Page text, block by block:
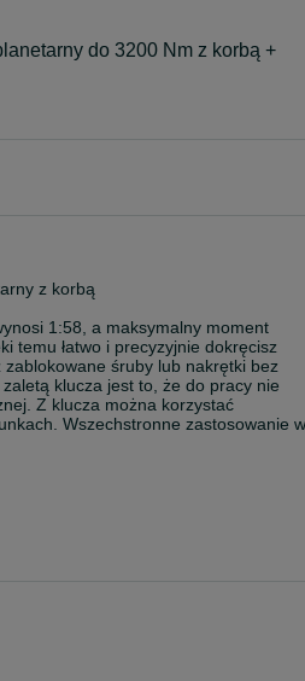
do 3200 Nm z korbą +
z korbą
1:58, a maksymalny moment
temu łatwo i precyzyjnie dokręcisz
śruby lub nakrętki bez
klucza jest to, że do pracy nie
Z klucza można korzystać
Wszechstronne zastosowanie w